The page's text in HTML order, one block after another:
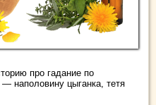
про гадание по
наполовину цыганка, тетя